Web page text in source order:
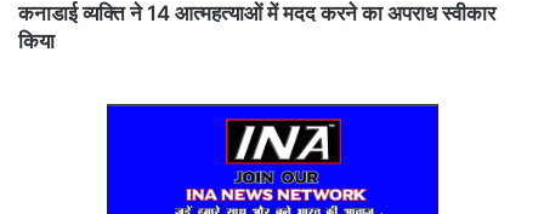
कनाडाई व्यक्ति ने 14 आत्महत्याओं में मदद करने का अपराध स्वीकार
किया